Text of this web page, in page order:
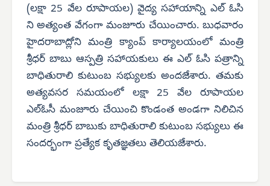
(లక్షా 25 వేల రూపాయల) వైద్య సహాయాన్ని ఎల్ ఓసి
ని అత్యంత వేగంగా మంజూరు చేయించారు. బుధవారం
హైదరాబాద్లోని మంత్రి క్యాంప్ కార్యాలయంలో మంత్రి
శ్రీధర్ బాబు ఆస్పత్రి సహాయకులు ఈ ఎల్ ఓసి పత్రాన్ని
బాధితురాలి కుటుంబ సభ్యులకు అందజేశారు. తమకు
అత్యవసర సమయంలో లక్షా 25 వేల రూపాయల
ఎల్‌ఓసీ మంజూరు చేయించి కొండంత అండగా నిలిచిన
మంత్రి శ్రీధర్ బాబుకు బాధితురాలి కుటుంబ సభ్యులు ఈ
సందర్భంగా ప్రత్యేక కృతజ్ఞతలు తెలియజేశారు.